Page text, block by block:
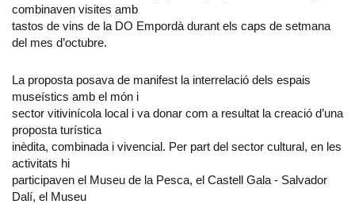
combinaven visites amb
tastos de vins de la DO Empordà durant els caps de setmana
del mes d’octubre.
La proposta posava de manifest la interrelació dels espais
museístics amb el món i
sector vitivinícola local i va donar com a resultat la creació d’una
proposta turística
inèdita, combinada i vivencial. Per part del sector cultural, en les
activitats hi
participaven el Museu de la Pesca, el Castell Gala - Salvador
Dalí, el Museu